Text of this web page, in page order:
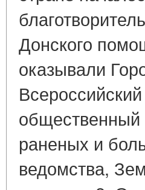
Донского
оказывали
общественный
раненых и
ведомства,